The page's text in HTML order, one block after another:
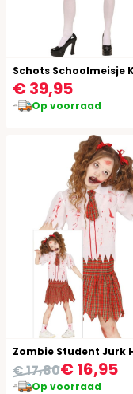
€ 39,95
Op voorraad
€ 16,95
€ 17,80
Op voorraad